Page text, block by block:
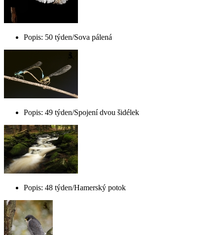
Popis: 50 týden/Sova pálená
Popis: 49 týden/Spojení dvou šidélek
Popis: 48 týden/Hamerský potok